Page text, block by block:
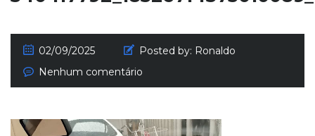
02/09/2025 Posted by: Ronaldo
Nenhum comentário